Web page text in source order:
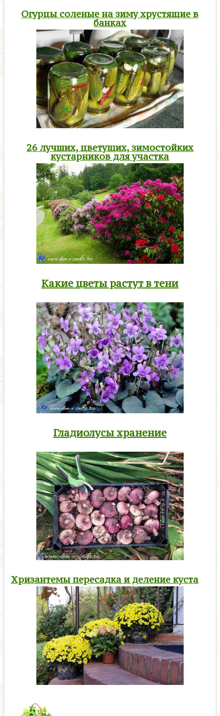
Огурцы соленые на зиму хрустящие в
банках
26 лучших, цветущих, зимостойких
кустарников для участка
Какие цветы растут в тени
Гладиолусы хранение
Хризантемы пересадка и деление куста